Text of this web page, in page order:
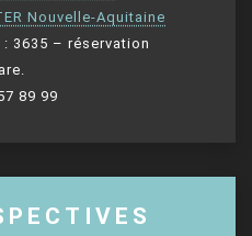
Nouvelle-Aquitaine
: 3635 – réservation
89 99